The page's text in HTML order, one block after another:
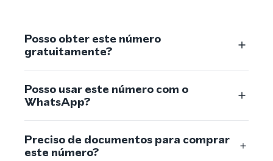
Posso obter este número
gratuitamente?
Posso usar este número com o
WhatsApp?
Preciso de documentos para comprar
este número?